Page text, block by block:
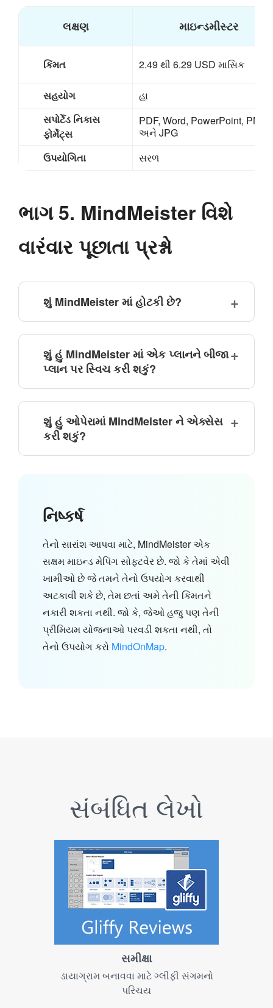
લક્ષણ માઇન્ડમીસ્ટર
કિંમત 2.49 થી 6.29 USD માસિક
સહયોગ
હા
સપોર્ટેડ નિકાસ
ફોર્મેટ્સ
PDF, Word, PowerPoint, PNG
અને JPG
ઉપયોગિતા
સરળ
ભાગ 5. MindMeister વિશે
વારંવાર પૂછાતા પ્રશ્નો
શું MindMeister માં હોટકી છે?
શું હું MindMeister માં એક પ્લાનને બીજા
પ્લાન પર સ્વિચ કરી શકું?
શું હું ઓપેરામાં MindMeister ને એક્સેસ
કરી શકું?
નિષ્કર્ષ
તેનો સારાંશ આપવા માટે, MindMeister એક
સક્ષમ માઇન્ડ મેપિંગ સોફ્ટવેર છે. જો કે તેમાં એવી
ખામીઓ છે જે તમને તેનો ઉપયોગ કરવાથી
અટકાવી શકે છે, તેમ છતાં અમે તેની કિંમતને
નકારી શકતા નથી. જો કે, જેઓ હજુ પણ તેની
પ્રીમિયમ યોજનાઓ પરવડી શકતા નથી, તો
તેનો ઉપયોગ કરો MindOnMap.
સંબંધિત લેખો
સમીક્ષા
ડાયાગ્રામ બનાવવા માટે ગ્લીફી સંગમનો
પરિચય